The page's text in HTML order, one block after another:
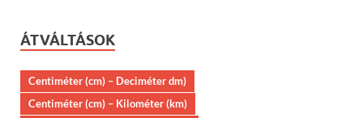
ÁTVÁLTÁSOK
Centiméter (cm) – Deciméter dm)
Centiméter (cm) – Kilométer (km)